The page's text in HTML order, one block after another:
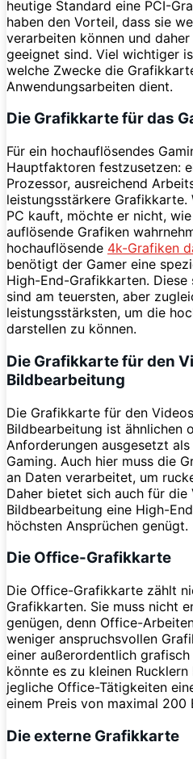
heutige Standard eine PCI-
haben den Vorteil, dass sie
verarbeiten können und
geeignet sind. Viel wichtiger
welche Zwecke die
Anwendungsarbeiten dient.
Die Grafikkarte für das
Für ein hochauflösendes
Hauptfaktoren festzusetzen:
Prozessor, ausreichend
leistungsstärkere Grafikkarte.
PC kauft, möchte er nicht,
auflösende Grafiken
hochauflösende 4k-Grafiken
benötigt der Gamer eine
High-End-Grafikkarten.
sind am teuersten, aber
leistungsstärksten, um die
darstellen zu können.
Die Grafikkarte für den
Bildbearbeitung
Die Grafikkarte für den
Bildbearbeitung ist ähnlichen
Anforderungen ausgesetzt
Gaming. Auch hier muss die
an Daten verarbeitet, um
Daher bietet sich auch für die
Bildbearbeitung eine High-
höchsten Ansprüchen genügt.
Die Office-Grafikkarte
Die Office-Grafikkarte zählt
Grafikkarten. Sie muss nicht
genügen, denn Office-
weniger anspruchsvollen
einer außerordentlich
könnte es zu kleinen
jegliche Office-Tätigkeiten
einem Preis von maximal 200
Die externe Grafikkarte